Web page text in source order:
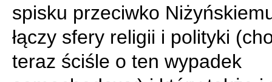
spisku przeciwko
łączy sfery religii i polityki
teraz ściśle o ten wypadek